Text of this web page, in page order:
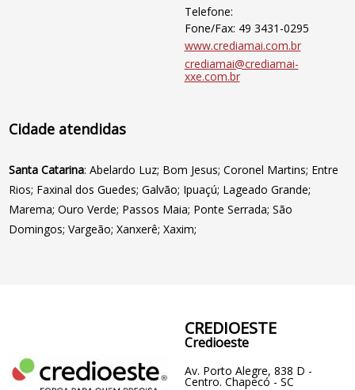
Telefone:
Fone/Fax: 49 3431-0295
www.crediamai.com.br
crediamai@crediamai-
xxe.com.br
Cidade atendidas
Santa Catarina: Abelardo Luz; Bom Jesus; Coronel Martins; Entre
Rios; Faxinal dos Guedes; Galvão; Ipuaçú; Lageado Grande;
Marema; Ouro Verde; Passos Maia; Ponte Serrada; São
Domingos; Vargeão; Xanxerê; Xaxim;
CREDIOESTE
Credioeste
Av. Porto Alegre, 838 D -
Centro. Chapecó - SC